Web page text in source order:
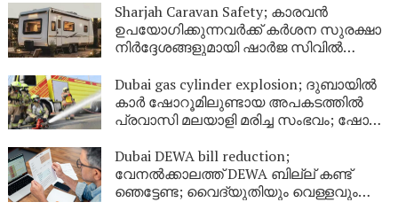
Sharjah Caravan Safety; കാരവൻ
ഉപയോഗിക്കുന്നവർക്ക് കർശന സുരക്ഷാ
നിർദ്ദേശങ്ങളുമായി ഷാർജ സിവിൽ
Dubai gas cylinder explosion; ദുബായിൽ
കാർ ഷോറൂമിലുണ്ടായ അപകടത്തിൽ
പ്രവാസി മലയാളി മരിച്ച സംഭവം; ഷോറൂം
Dubai DEWA bill reduction;
വേനൽക്കാലത്ത് DEWA ബില്ല് കണ്ട്
ഞെട്ടേണ്ട; വൈദ്യുതിയും വെള്ളവും